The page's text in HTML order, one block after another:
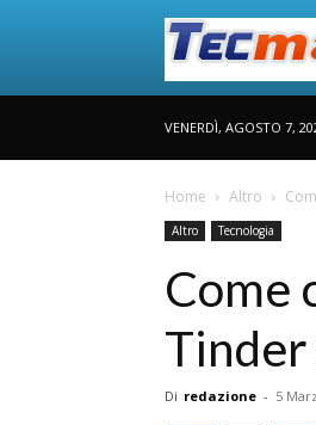
VENERDÌ, AGOSTO 7,
Home Altro
Altro Tecnologia
Come
Tinder
Di redazione - 5